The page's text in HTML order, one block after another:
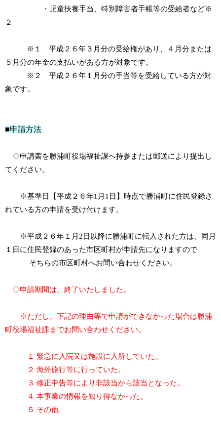
・児童扶養手当、特別障害者手帳等の受給者など※
２
※１ 平成２６年３月分の受給権があり、４月分または
５月分の年金の支払いがある方が対象です。
※２ 平成２６年１月分の手当等を受給している方が対
象です。
■申請方法
◇申請書を勝浦町役場福祉課へ持参または郵送により提出し
てください。
※基準日【平成２６年1月1日】時点で勝浦町に住民登録さ
れている方の申請を受け付けます。
※平成２６年１月2日以降に勝浦町に転入された方は、同月
１日に住民登録のあった市区町村が申請先になりますので
そちらの市区町村へお問い合わせください。
◇申請期間は、終了いたしました。
※ただし、下記の理由等で申請ができなかった場合は勝浦
町役場福祉課までお問い合わせください。
１ 緊急に入院又は施設に入所していた。
２ 海外旅行等に行っていた。
３ 修正申告等により非該当から該当となった。
４ 本事業の情報を知り得なかった。
５ その他